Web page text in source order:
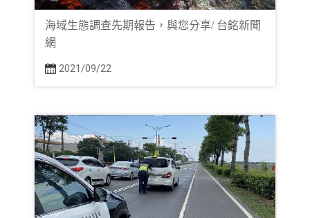
海域生態調查先期報告，與您分享/ 台銘新聞
網
2021/09/22